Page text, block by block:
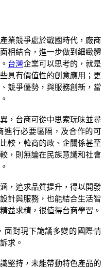
業競爭處於戰國時代，廠商
相結合，進一步做到細緻體
台灣企業可以思考的，就是
具有價值性的創意應用；更
競爭優勢，與服務創新，當
，台商可從中思索玩味並尋
進行必要區隔，及合作的可
較，韓商的政、企關係甚至
，則無論在民族意識和社會
，追求品質提升，得以開發
計與服務，也能結合生活智
益求精，很值得台商學習。
面對現下詭譎多變的國際情
求。
堅持，未能帶動特色產品的